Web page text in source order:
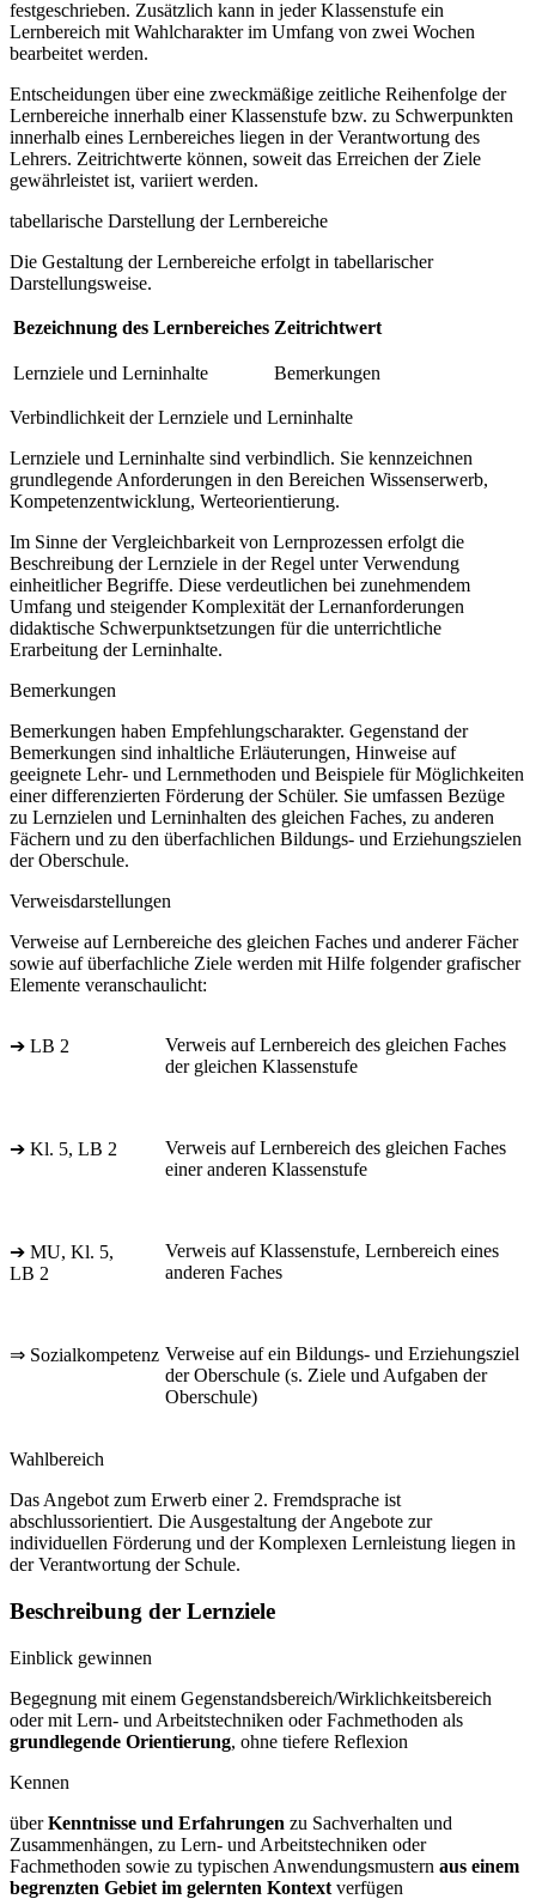
festgeschrieben. Zusätzlich kann in jeder Klassenstufe ein
Lernbereich mit Wahlcharakter im Umfang von zwei Wochen
bearbeitet werden.
Entscheidungen über eine zweckmäßige zeitliche Reihenfolge der
Lernbereiche innerhalb einer Klassenstufe bzw. zu Schwerpunkten
innerhalb eines Lernbereiches liegen in der Verantwortung des
Lehrers. Zeitrichtwerte können, soweit das Erreichen der Ziele
gewährleistet ist, variiert werden.
tabellarische Darstellung der Lernbereiche
Die Gestaltung der Lernbereiche erfolgt in tabellarischer
Darstellungsweise.
Bezeichnung des Lernbereiches Zeitrichtwert
Lernziele und Lerninhalte Bemerkungen
Verbindlichkeit der Lernziele und Lerninhalte
Lernziele und Lerninhalte sind verbindlich. Sie kennzeichnen
grundlegende Anforderungen in den Bereichen Wissenserwerb,
Kompetenzentwicklung, Werteorientierung.
Im Sinne der Vergleichbarkeit von Lernprozessen erfolgt die
Beschreibung der Lernziele in der Regel unter Verwendung
einheitlicher Begriffe. Diese verdeutlichen bei zunehmendem
Umfang und steigender Komplexität der Lernanforderungen
didaktische Schwerpunktsetzungen für die unterrichtliche
Erarbeitung der Lerninhalte.
Bemerkungen
Bemerkungen haben Empfehlungscharakter. Gegenstand der
Bemerkungen sind inhaltliche Erläuterungen, Hinweise auf
geeignete Lehr- und Lernmethoden und Beispiele für Möglichkeiten
einer differenzierten Förderung der Schüler. Sie umfassen Bezüge
zu Lernzielen und Lerninhalten des gleichen Faches, zu anderen
Fächern und zu den überfachlichen Bildungs- und Erziehungszielen
der Oberschule.
Verweisdarstellungen
Verweise auf Lernbereiche des gleichen Faches und anderer Fächer
sowie auf überfachliche Ziele werden mit Hilfe folgender grafischer
Elemente veranschaulicht:
➔ LB 2
Verweis auf Lernbereich des gleichen Faches
der gleichen Klassenstufe
➔ Kl. 5, LB 2
Verweis auf Lernbereich des gleichen Faches
einer anderen Klassenstufe
➔ MU, Kl. 5,
LB 2
Verweis auf Klassenstufe, Lernbereich eines
anderen Faches
⇒ Sozialkompetenz Verweise auf ein Bildungs- und Erziehungsziel
der Oberschule (s. Ziele und Aufgaben der
Oberschule)
Wahlbereich
Das Angebot zum Erwerb einer 2. Fremdsprache ist
abschlussorientiert. Die Ausgestaltung der Angebote zur
individuellen Förderung und der Komplexen Lernleistung liegen in
der Verantwortung der Schule.
Beschreibung der Lernziele
Einblick gewinnen
Begegnung mit einem Gegenstandsbereich/Wirklichkeitsbereich
oder mit Lern- und Arbeitstechniken oder Fachmethoden als
grundlegende Orientierung, ohne tiefere Reflexion
Kennen
überKenntnisse und Erfahrungen zu Sachverhalten und
Zusammenhängen, zu Lern- und Arbeitstechniken oder
Fachmethoden sowie zu typischen Anwendungsmustern aus einem
begrenzten Gebiet im gelernten Kontext verfügen